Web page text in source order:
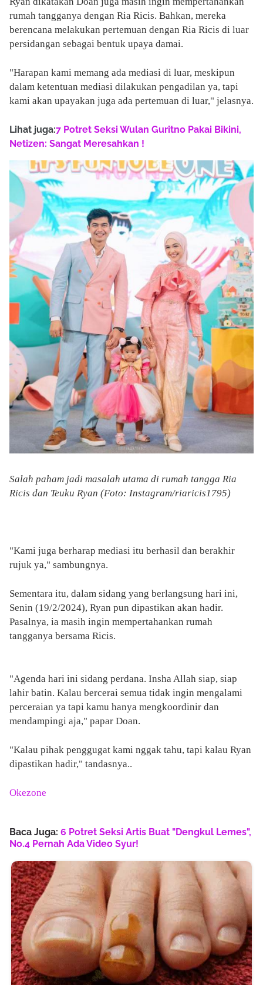
rumah tangganya dengan Ria Ricis. Bahkan, mereka
berencana melakukan pertemuan dengan Ria Ricis di luar
persidangan sebagai bentuk upaya damai.
"Harapan kami memang ada mediasi di luar, meskipun
dalam ketentuan mediasi dilakukan pengadilan ya, tapi
kami akan upayakan juga ada pertemuan di luar," jelasnya.
Lihat juga:7 Potret Seksi Wulan Guritno Pakai Bikini,
Netizen: Sangat Meresahkan !
Salah paham jadi masalah utama di rumah tangga Ria
Ricis dan Teuku Ryan (Foto: Instagram/riaricis1795)
"Kami juga berharap mediasi itu berhasil dan berakhir
rujuk ya," sambungnya.
Sementara itu, dalam sidang yang berlangsung hari ini,
Senin (19/2/2024), Ryan pun dipastikan akan hadir.
Pasalnya, ia masih ingin mempertahankan rumah
tangganya bersama Ricis.
"Agenda hari ini sidang perdana. Insha Allah siap, siap
lahir batin. Kalau bercerai semua tidak ingin mengalami
perceraian ya tapi kamu hanya mengkoordinir dan
mendampingi aja," papar Doan.
"Kalau pihak penggugat kami nggak tahu, tapi kalau Ryan
dipastikan hadir," tandasnya..
Okezone
Baca Juga: 6 Potret Seksi Artis Buat "Dengkul Lemes",
No.4 Pernah Ada Video Syur!